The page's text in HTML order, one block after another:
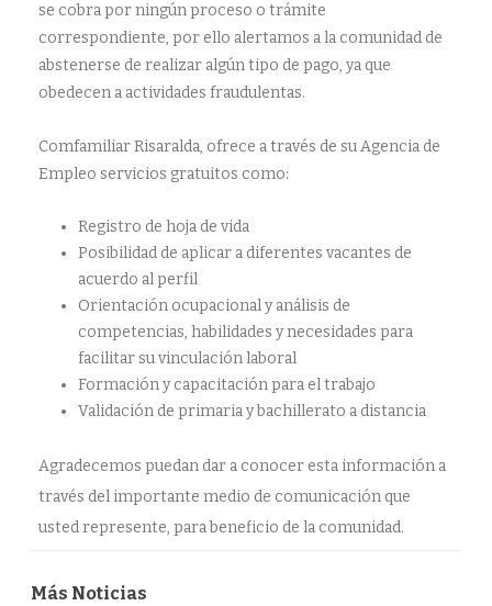
se cobra por ningún proceso o trámite
correspondiente, por ello alertamos a la comunidad de
abstenerse de realizar algún tipo de pago, ya que
obedecen a actividades fraudulentas.
Comfamiliar Risaralda, ofrece a través de su Agencia de
Empleo servicios gratuitos como:
Registro de hoja de vida
Posibilidad de aplicar a diferentes vacantes de
acuerdo al perfil
Orientación ocupacional y análisis de
competencias, habilidades y necesidades para
facilitar su vinculación laboral
Formación y capacitación para el trabajo
Validación de primaria y bachillerato a distancia
Agradecemos puedan dar a conocer esta información a
través del importante medio de comunicación que
usted represente, para beneficio de la comunidad.
Más Noticias